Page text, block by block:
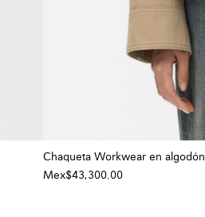
Chaqueta Workwear en algodón
Mex$43,300.00